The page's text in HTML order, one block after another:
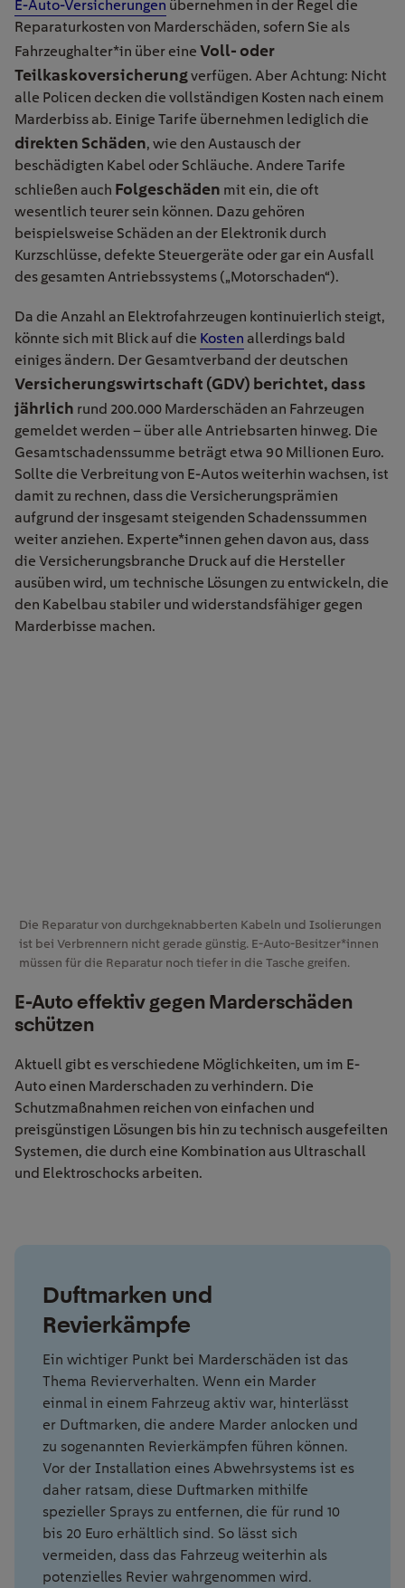
E-Auto-Versicherungen übernehmen in der Regel die
Reparaturkosten von Marderschäden, sofern Sie als
Fahrzeughalter*in über eine Voll- oder
Teilkaskoversicherungverfügen. Aber Achtung: Nicht
alle Policen decken die vollständigen Kosten nach einem
Marderbiss ab. Einige Tarife übernehmen lediglich die
direkten Schäden, wie den Austausch der
beschädigten Kabel oder Schläuche. Andere Tarife
schließen auch Folgeschäden mit ein, die oft
wesentlich teurer sein können. Dazu gehören
beispielsweise Schäden an der Elektronik durch
Kurzschlüsse, defekte Steuergeräte oder gar ein Ausfall
des gesamten Antriebssystems („Motorschaden“).
Da die Anzahl an Elektrofahrzeugen kontinuierlich steigt,
könnte sich mit Blick auf die Kosten allerdings bald
einiges ändern. Der Gesamtverband der deutschen
Versicherungswirtschaft (GDV) berichtet, dass
jährlich rund 200.000 Marderschäden an Fahrzeugen
gemeldet werden – über alle Antriebsarten hinweg. Die
Gesamtschadenssumme beträgt etwa 90 Millionen Euro.
Sollte die Verbreitung von E-Autos weiterhin wachsen, ist
damit zu rechnen, dass die Versicherungsprämien
aufgrund der insgesamt steigenden Schadenssummen
weiter anziehen. Experte*innen gehen davon aus, dass
die Versicherungsbranche Druck auf die Hersteller
ausüben wird, um technische Lösungen zu entwickeln, die
den Kabelbau stabiler und widerstandsfähiger gegen
Marderbisse machen.
Die Reparatur von durchgeknabberten Kabeln und Isolierungen
ist bei Verbrennern nicht gerade günstig. E-Auto-Besitzer*innen
müssen für die Reparatur noch tiefer in die Tasche greifen.
E-Auto effektiv gegen Marderschäden
schützen
Aktuell gibt es verschiedene Möglichkeiten, um im E-
Auto einen Marderschaden zu verhindern. Die
Schutzmaßnahmen reichen von einfachen und
preisgünstigen Lösungen bis hin zu technisch ausgefeilten
Systemen, die durch eine Kombination aus Ultraschall
und Elektroschocks arbeiten.
Duftmarken und
Revierkämpfe
Ein wichtiger Punkt bei Marderschäden ist das
Thema Revierverhalten. Wenn ein Marder
einmal in einem Fahrzeug aktiv war, hinterlässt
er Duftmarken, die andere Marder anlocken und
zu sogenannten Revierkämpfen führen können.
Vor der Installation eines Abwehrsystems ist es
daher ratsam, diese Duftmarken mithilfe
spezieller Sprays zu entfernen, die für rund 10
bis 20 Euro erhältlich sind. So lässt sich
vermeiden, dass das Fahrzeug weiterhin als
potenzielles Revier wahrgenommen wird.